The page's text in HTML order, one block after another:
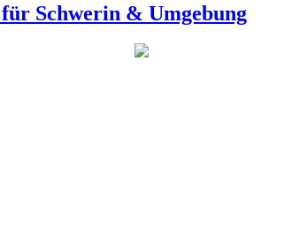
Schwerin & Umgebung